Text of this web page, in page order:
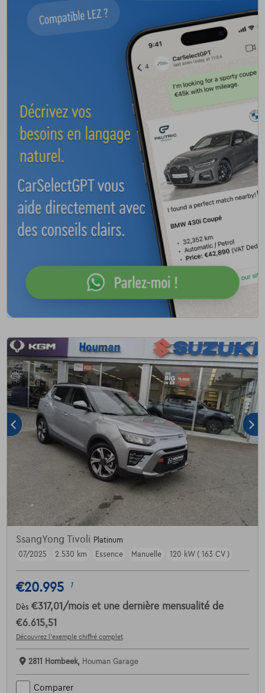
SsangYong Tivoli Platinum
07/2025
2.530 km Essence Manuelle 120 kW ( 163 CV )
€20.995 1
Dès €317,01 /mois et une dernière mensualité de
€6.615,51
Découvrez l’exemple chiffré complet
2811 Hombeek, Houman Garage
Comparer